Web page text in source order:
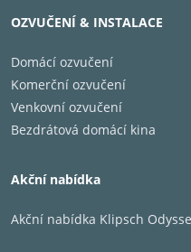
HQ5603
HQ5699
HQ5801
HQ5802
HQ5806
HQ5814
HQ5815
OZVUČENÍ & INSTALACE
Domácí ozvučení
Komerční ozvučení
Venkovní ozvučení
Bezdrátová domácí kina
Akční nabídka
Akční nabídka Klipsch